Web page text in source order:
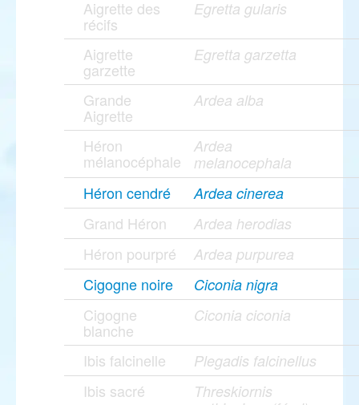
Aigrette des
récifs
Egretta gularis
Aigrette
garzette
Egretta garzetta
Grande
Aigrette
Ardea alba
Héron
mélanocéphale
Ardea
melanocephala
Héron cendré Ardea cinerea
Grand Héron Ardea herodias
Héron pourpré Ardea purpurea
Cigogne noire Ciconia nigra
Cigogne
blanche
Ciconia ciconia
Ibis falcinelle Plegadis falcinellus
Ibis sacré
Threskiornis